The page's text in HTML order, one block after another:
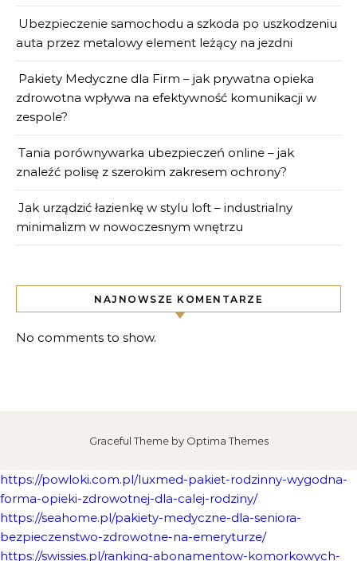
Ubezpieczenie samochodu a szkoda po uszkodzeniu
auta przez metalowy element leżący na jezdni
Pakiety Medyczne dla Firm – jak prywatna opieka
zdrowotna wpływa na efektywność komunikacji w
zespole?
Tania porównywarka ubezpieczeń online – jak
znaleźć polisę z szerokim zakresem ochrony?
Jak urządzić łazienkę w stylu loft – industrialny
minimalizm w nowoczesnym wnętrzu
NAJNOWSZE KOMENTARZE
No comments to show.
Graceful Theme by Optima Themes
https://powloki.com.pl/luxmed-pakiet-rodzinny-wygodna-
forma-opieki-zdrowotnej-dla-calej-rodziny/
https://seahome.pl/pakiety-medyczne-dla-seniora-
bezpieczenstwo-zdrowotne-na-emeryturze/
https://swissies.pl/ranking-abonamentow-komorkowych-